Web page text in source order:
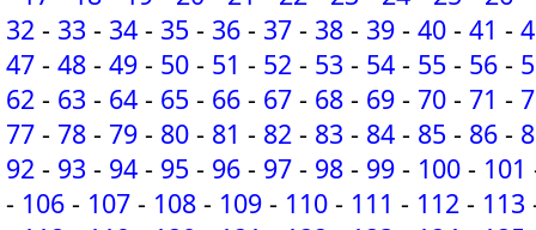
32 - 33 - 34 - 35 - 36 - 37 - 38 - 39 - 40 - 41 -
47 - 48 - 49 - 50 - 51 - 52 - 53 - 54 - 55 - 56 -
62 - 63 - 64 - 65 - 66 - 67 - 68 - 69 - 70 - 71 -
77 - 78 - 79 - 80 - 81 - 82 - 83 - 84 - 85 - 86 -
92 - 93 - 94 - 95 - 96 - 97 - 98 - 99 - 100 - 101
- 106 - 107 - 108 - 109 - 110 - 111 - 112 - 113